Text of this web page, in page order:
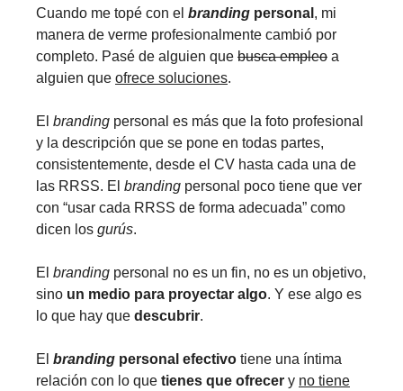
Cuando me topé con el branding personal , mi
manera de verme profesionalmente cambió por
completo. Pasé de alguien que busca empleo a
alguien que ofrece soluciones.
El branding personal es más que la foto profesional
y la descripción que se pone en todas partes,
consistentemente, desde el CV hasta cada una de
las RRSS. El branding personal poco tiene que ver
con “usar cada RRSS de forma adecuada” como
dicen los gurús.
El branding personal no es un fin, no es un objetivo,
sino un medio para proyectar algo. Y ese algo es
lo que hay que descubrir.
El branding personal efectivo tiene una íntima
relación con lo que tienes que ofrecer y no tiene